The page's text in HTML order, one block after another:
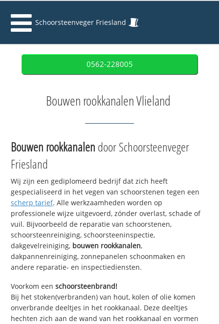
Schoorsteenveger Friesland
0562-228005
Bouwen rookkanalen Vlieland
Bouwen rookkanalen door Schoorsteenveger
Friesland
Wij zijn een gediplomeerd bedrijf dat zich heeft
gespecialiseerd in het vegen van schoorstenen tegen een
scherp tarief. Alle werkzaamheden worden op
professionele wijze uitgevoerd, zónder overlast, schade of
vuil. Bijvoorbeeld de reparatie van schoorstenen,
schoorsteenreiniging, schoorsteeninspectie,
dakgevelreiniging, bouwen rookkanalen,
dakpannenreiniging, zonnepanelen schoonmaken en
andere reparatie- en inspectiediensten.
Voorkom eenschoorsteenbrand!
Bij het stoken(verbranden) van hout, kolen of olie komen
onverbrande deeltjes in het rookkanaal. Deze deeltjes
hechten zich aan de wand van het rookkanaal en vormen